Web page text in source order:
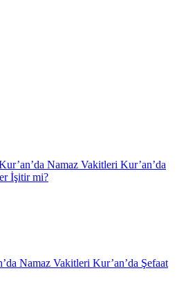
Namaz Vakitleri Kur’an’da
İşitir mi?
Namaz Vakitleri Kur’an’da Şefaat